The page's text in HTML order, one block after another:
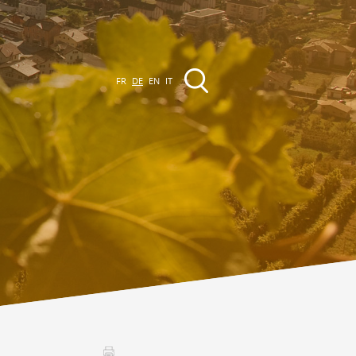
VERANSTALTUNGEN
Die Region
Promenades
Alle Veranstaltungen
Club Vinum Montis
Assemblées générales & Statuts
FR DE EN IT